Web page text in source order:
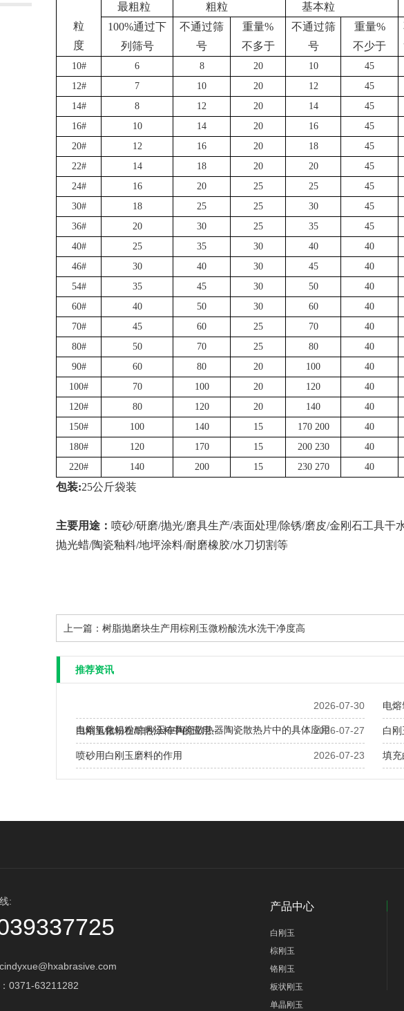
粒
度
最粗粒 粗粒 基本粒
100%通过下
列筛号
不通过筛
号
重量%
不多于
不通过筛
号
重量%
不少于
10# 6 8 20 10 45
12#
7 10 20 12 45
14#
8 12 20 14 45
16#
10 14 20 16 45
20#
12 16 20 18 45
22#
14 18 20 20 45
24#
16 20 25 25 45
30#
18 25 25 30 45
36#
20 30 25 35 45
40#
25 35 30 40 40
46#
30 40 30 45 40
54#
35 45 30 50 40
60#
40 50 30 60 40
70#
45 60 25 70 40
80#
50 70 25 80 40
90#
60 80 20 100 40
100#
70 100 20 120 40
120#
80 120 20 140 40
150#
100 140 15 170 200 40
180#
120 170 15 200 230 40
220#
140 200 15 230 270 40
包装:25公斤袋装
主要用途： 喷砂/研磨/抛光/磨具生产/表面处理/除锈/磨皮/金刚石工具
抛光蜡/陶瓷釉料/地坪涂料/耐磨橡胶/水刀切割等
上一篇： 树脂抛磨块生产用棕刚玉微粉酸洗水洗干净度高
推荐资讯
2026-07-30
电熔氧化铝粉/白刚玉在陶瓷散热器陶瓷散热片中的具体应用
电
2026-07-27
白刚玉微粉在耐热涂料中的应用 白
2026-07-23
喷砂用白刚玉磨料的作用 填充
:
0371-63211282
产品中心
白刚玉
棕刚玉
铬刚玉
板状刚玉
单晶刚玉